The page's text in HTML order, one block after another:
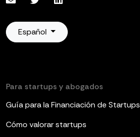
Español
Para startups y abogados
Guía para la Financiación de Startups
Cómo valorar startups